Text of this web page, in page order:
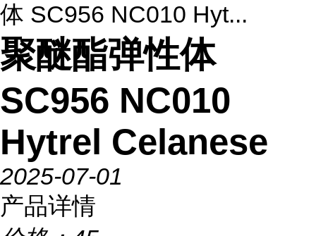
体 SC956 NC010 Hyt...
聚醚酯弹性体
SC956 NC010
Hytrel Celanese
2025-07-01
产品详情